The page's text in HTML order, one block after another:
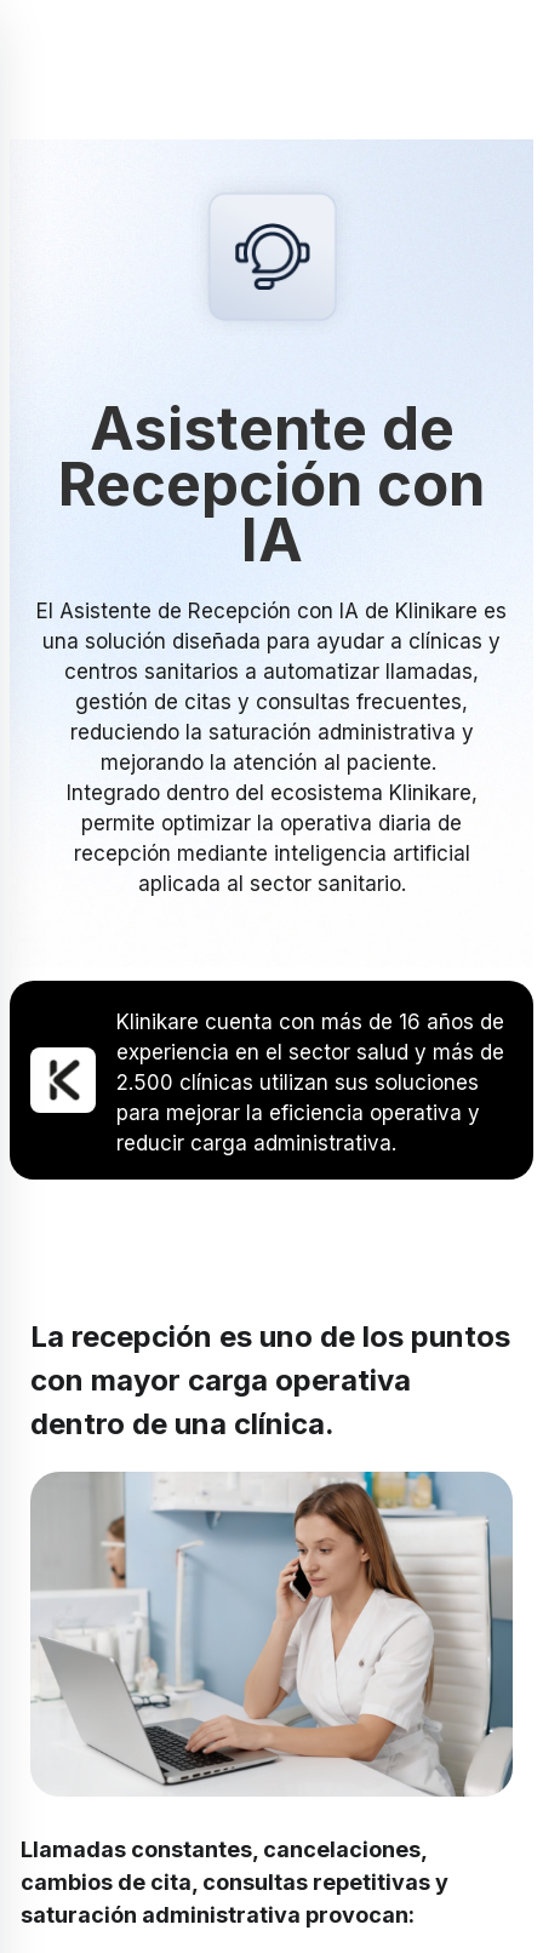
Asistente de
Recepción con
IA
El Asistente de Recepción con IA de Klinikare es
una solución diseñada para ayudar a clínicas y
centros sanitarios a automatizar llamadas,
gestión de citas y consultas frecuentes,
reduciendo la saturación administrativa y
mejorando la atención al paciente.
Integrado dentro del ecosistema Klinikare,
permite optimizar la operativa diaria de
recepción mediante inteligencia artificial
aplicada al sector sanitario.
Klinikare cuenta con más de 16 años de
experiencia en el sector salud y más de
2.500 clínicas utilizan sus soluciones
para mejorar la eficiencia operativa y
reducir carga administrativa.
La recepción es uno de los puntos
con mayor carga operativa
dentro de una clínica.
Llamadas constantes, cancelaciones,
cambios de cita, consultas repetitivas y
saturación administrativa provocan: